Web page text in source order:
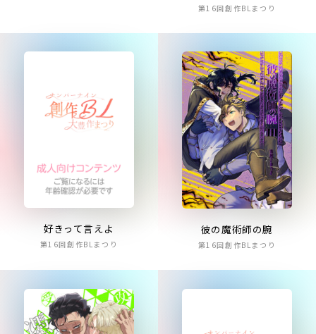
第16回創作BLまつり
好きって言えよ
第16回創作BLまつり
彼の魔術師の腕
第16回創作BLまつり